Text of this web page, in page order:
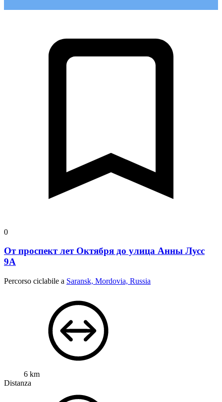
0
От проспект лет Октября до улица Анны Лусс
9А
Percorso ciclabile a Saransk, Mordovia, Russia
6 km
Distanza